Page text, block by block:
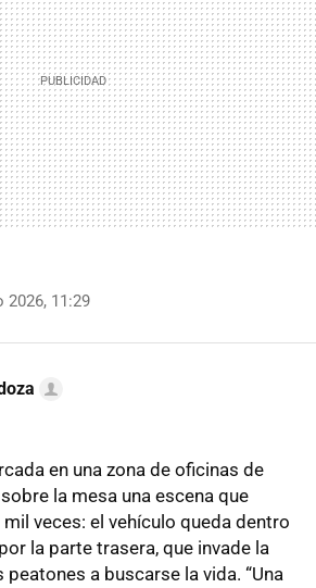
2026, 11:29
en una zona de oficinas de
la mesa una escena que
veces: el vehículo queda dentro
la parte trasera, que invade la
peatones a buscarse la vida. “Una